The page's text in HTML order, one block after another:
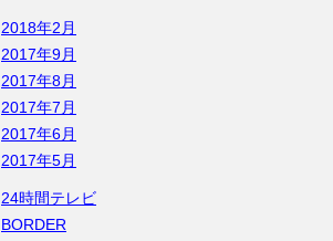
2018年2月
2017年9月
2017年8月
2017年7月
2017年6月
2017年5月
24時間テレビ
BORDER